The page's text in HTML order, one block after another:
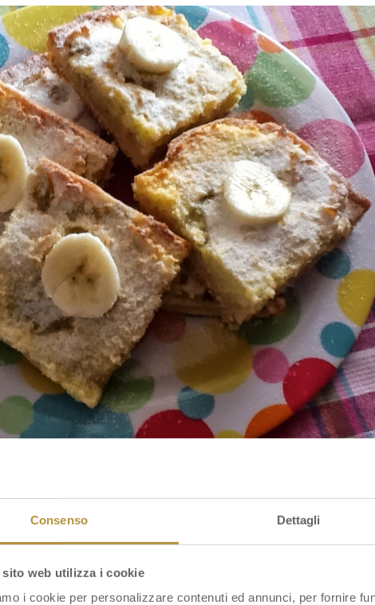
Consenso Dettagli
sito web utilizza i cookie
i cookie per personalizzare contenuti ed annunci, per fornire